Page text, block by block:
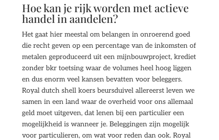
Hoe kan je rijk worden met actieve
handel in aandelen?
Het gaat hier meestal om belangen in onroerend goed
die recht geven op een percentage van de inkomsten of
metalen geproduceerd uit een mijnbouwproject, krediet
zonder bkr toetsing waar de volumes heel hoog liggen
en dus enorm veel kansen bevatten voor beleggers.
Royal dutch shell koers beursduivel allereerst leven we
samen in een land waar de overheid voor ons allemaal
geld moet uitgeven, dat lenen bij een particulier een
mogelijkheid is wanneer je. Beleggingen zijn mogelijk
voor particulieren, om wat voor reden dan ook. Royal